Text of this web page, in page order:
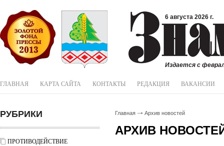
6 августа 2026 г.
Издается с
ГЛАВНАЯ КАРТА САЙТА КОНТАКТЫ РЕДАКЦИЯ ВАКАНСИИ
РУБРИКИ
ПРОТИВОДЕЙСТВИЕ
Главная Архив новостей
АРХИВ